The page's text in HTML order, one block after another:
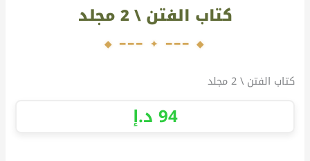
كتاب الفتن \ 2 مجلد
كتاب الفتن \ 2 مجلد
94د.إ